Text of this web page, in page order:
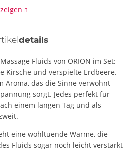
details
Fluids von ORION im Set:
Kirsche und verspielte Erdbeere.
Aroma, das die Sinne verwöhnt
sorgt. Jedes perfekt für
einem langen Tag und als
eine wohltuende Wärme, die
Fluids sogar noch leicht verstärkt